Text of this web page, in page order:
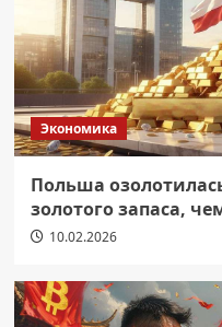
Экономика
Польша
золотого запаса,
10.02.2026